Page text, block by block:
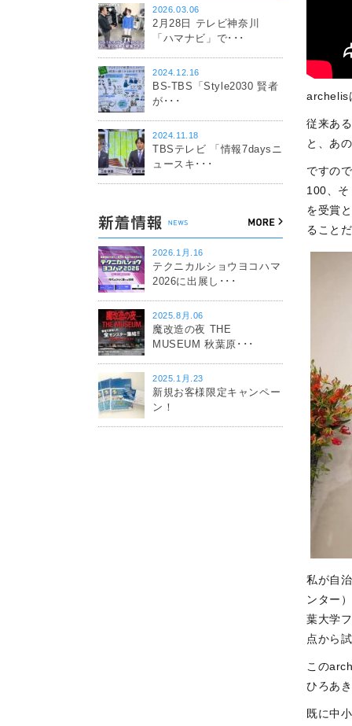
archelis
従来あ
と、あ
ですの
100、
を受賞
ること
私が自
ンター
葉大学
点から
この
ひろあ
既に中
2026.03.06
2月28日 テレビ神奈川
「ハマナビ」で･･･
2024.12.16
BS-TBS「Style2030 賢者
が･･･
2024.11.18
TBSテレビ 「情報7daysニ
ュースキ･･･
2026.1月.16
テクニカルショウヨコハマ
2026に出展し･･･
2025.8月.06
魔改造の夜 THE
MUSEUM 秋葉原･･･
2025.1月.23
新規お客様限定キャンペー
ン！